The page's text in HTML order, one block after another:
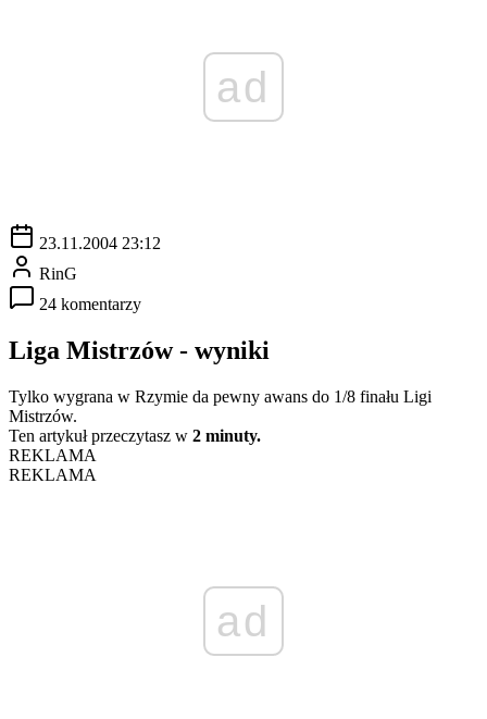
ad
23.11.2004 23:12
RinG
24 komentarzy
Liga Mistrzów - wyniki
Tylko wygrana w Rzymie da pewny awans do 1/8 finału Ligi
Mistrzów.
Ten artykuł przeczytasz w 2 minuty.
REKLAMA
REKLAMA
ad